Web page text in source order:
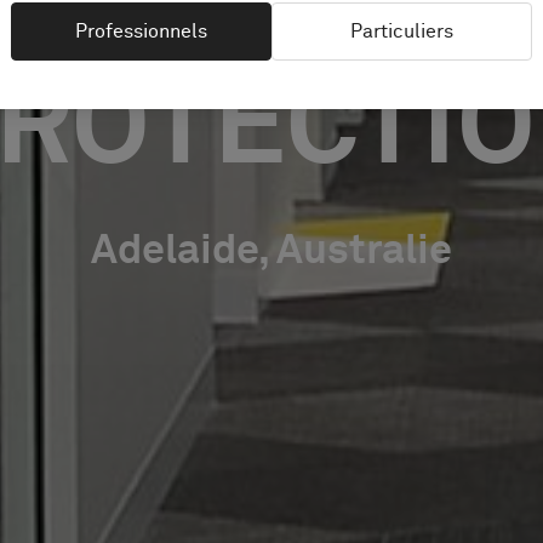
Adelaide, Australie
Professionnels Particuliers